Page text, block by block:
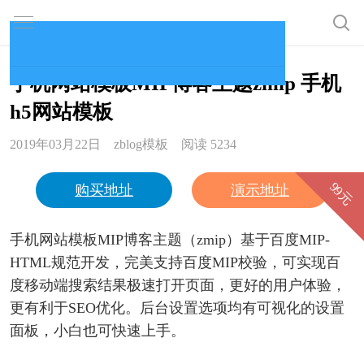
首页
收费模板
企业模板
博客模板
MIP模板
标签聚合
手机网站模板MIP博客主题zmip 手机
h5网站模板
2019年03月22日 zblog模板 阅读 5234
99元
购买地址 演示地址
手机网站模板MIP博客主题（zmip）基于百度MIP-
HTML规范开发，完美支持百度MIP校验，可实现百
度移动端搜索结果极速打开页面，更好的用户体验，
更有利于SEO优化。后台设置选项均有可视化的设置
面板，小白也可快速上手。